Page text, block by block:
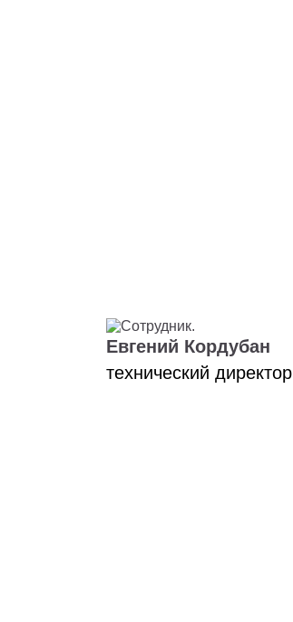
Евгений Кордубан
технический директор